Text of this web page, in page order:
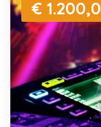
€